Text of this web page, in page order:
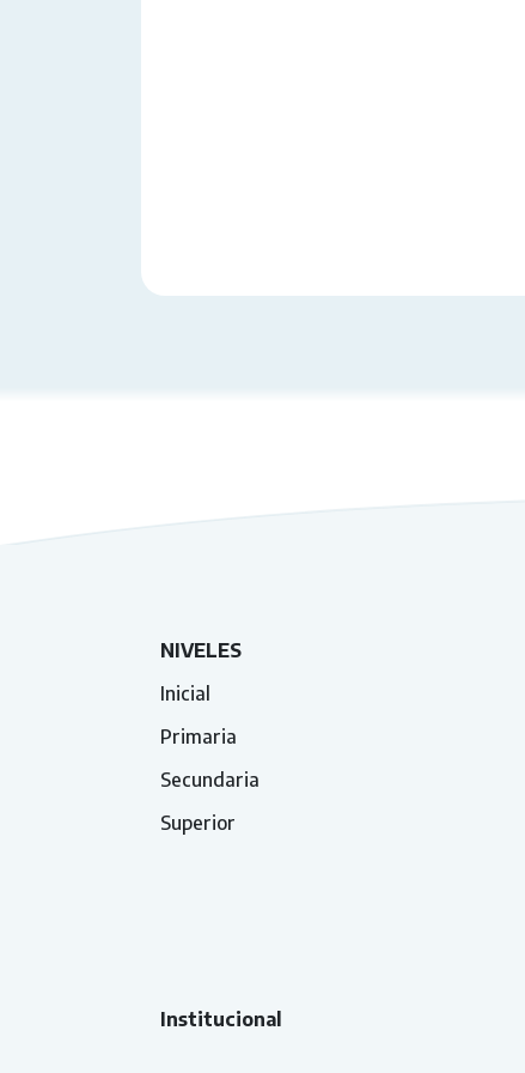
NIVELES
Inicial
Primaria
Secundaria
Superior
Institucional